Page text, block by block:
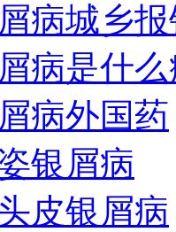
病城乡报
病是什
病外国药
银屑病
皮银屑病